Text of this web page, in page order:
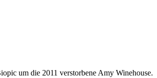
um die 2011 verstorbene Amy Winehouse.